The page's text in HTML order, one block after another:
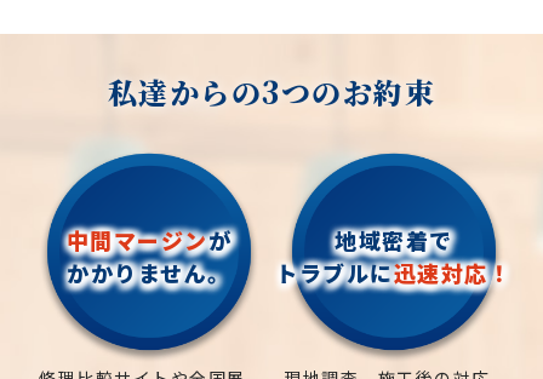
私達からの3つのお約束
中間マージンが
かかりません。
地域密着で
トラブルに迅速対応！